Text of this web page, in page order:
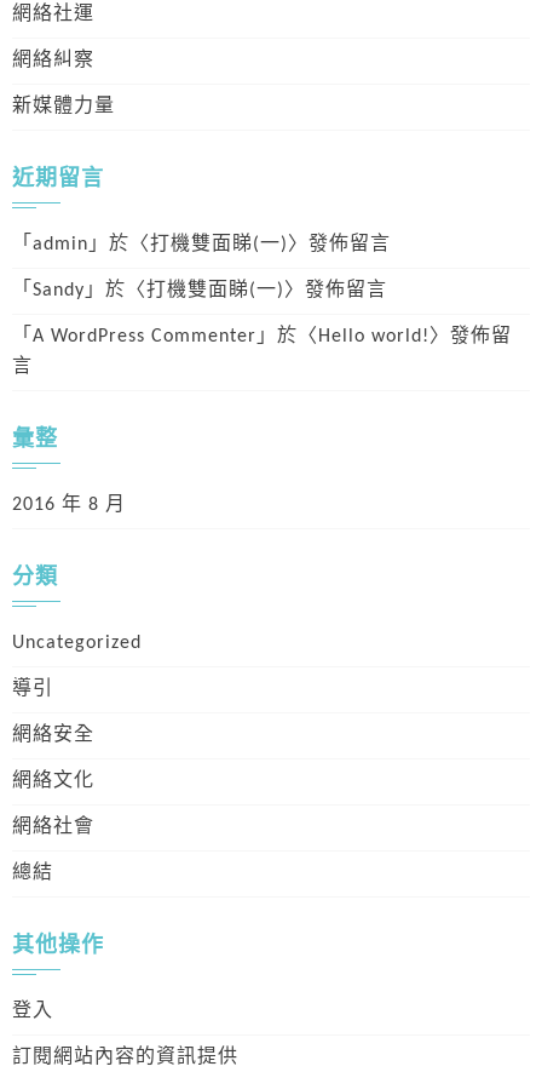
網絡社運
網絡糾察
新媒體力量
近期留言
「 admin 」於〈打機雙面睇(一) 〉發佈留言
「 Sandy 」於〈打機雙面睇(一) 〉發佈留言
「 A WordPress Commenter 」於〈 Hello world! 〉發佈留
言
彙整
2016 年 8 月
分類
Uncategorized
導引
網絡安全
網絡文化
網絡社會
總結
其他操作
登入
訂閱網站內容的資訊提供